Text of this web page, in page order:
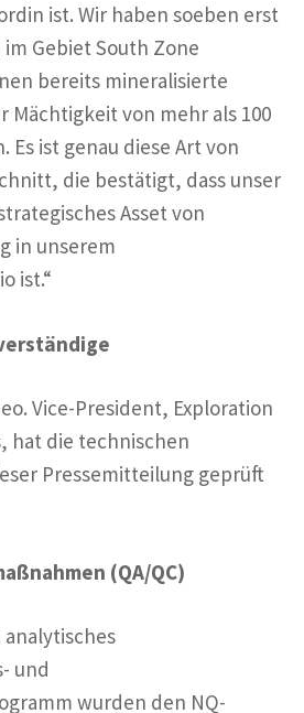
ist. Wir haben soeben erst
Gebiet South Zone
bereits mineralisierte
Mächtigkeit von mehr als 100
Es ist genau diese Art von
die bestätigt, dass unser
Asset von
in unserem
ist.“
Vice-President, Exploration
hat die technischen
Pressemitteilung geprüft
(QA/QC)
analytisches
und
wurden den NQ-